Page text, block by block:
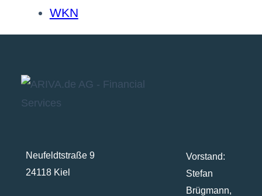
WKN
Neufeldtstraße 9
24118 Kiel
Vorstand:
Stefan
Brügmann,